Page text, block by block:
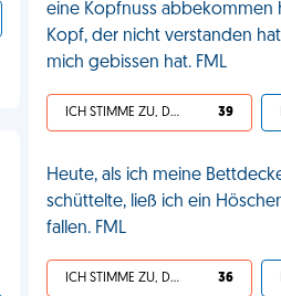
eine Kopfnuss abbekommen
Kopf, der nicht verstanden
mich gebissen hat. FML
ICH STIMME ZU, DEIN LEBEN IST SCHEISSE 39
Heute, als ich meine
schüttelte, ließ ich ein
fallen. FML
ICH STIMME ZU, DEIN LEBEN IST SCHEISSE 36